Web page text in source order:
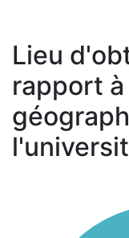
Lieu
rapport